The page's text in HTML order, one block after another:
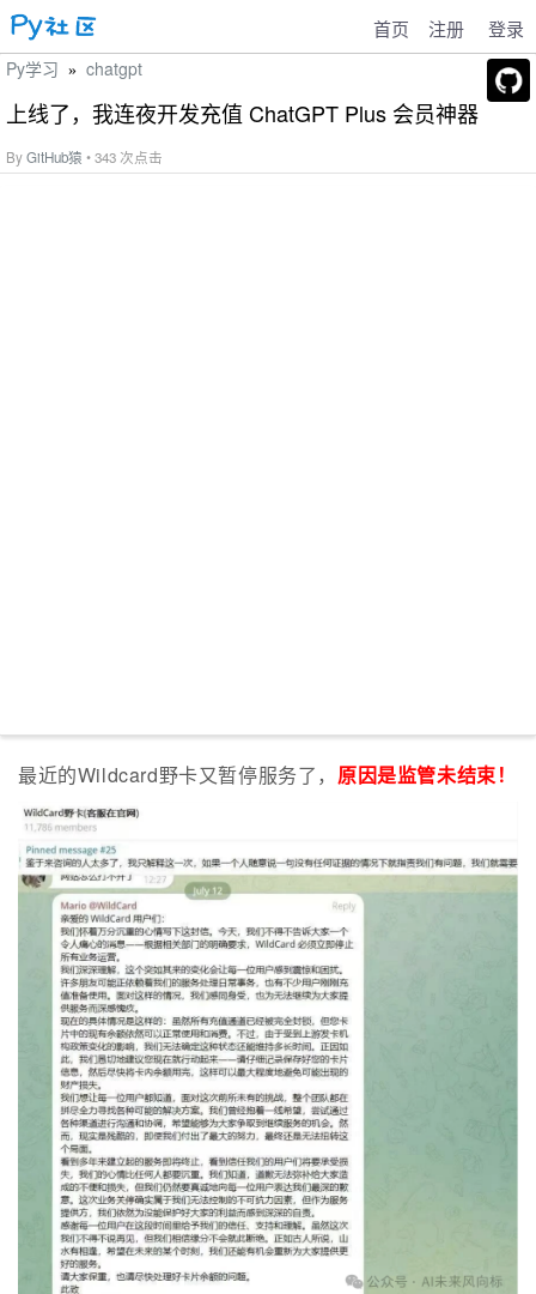
首页 注册 登录
Py学习 » chatgpt
上线了，我连夜开发充值 ChatGPT Plus 会员神器
ByGitHub猿 • 343 次点击
最近的Wildcard野卡又暂停服务了， 原因是监管未结束！